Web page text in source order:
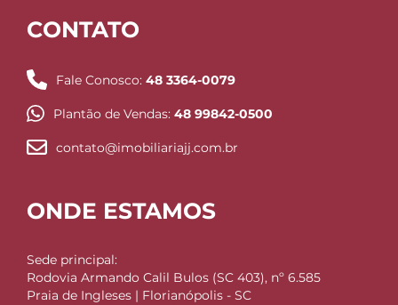
CONTATO
Fale Conosco: 48 3364-0079
Plantão de Vendas: 48 99842-0500
contato@imobiliariajj.com.br
ONDE ESTAMOS
Sede principal:
Rodovia Armando Calil Bulos (SC 403), nº 6.585
Praia de Ingleses | Florianópolis - SC